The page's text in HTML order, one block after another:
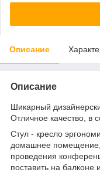
Описание
Описание
Шикарный
Отличное качество, в
Стул - кресло
домашнее
проведения
поставить на балконе